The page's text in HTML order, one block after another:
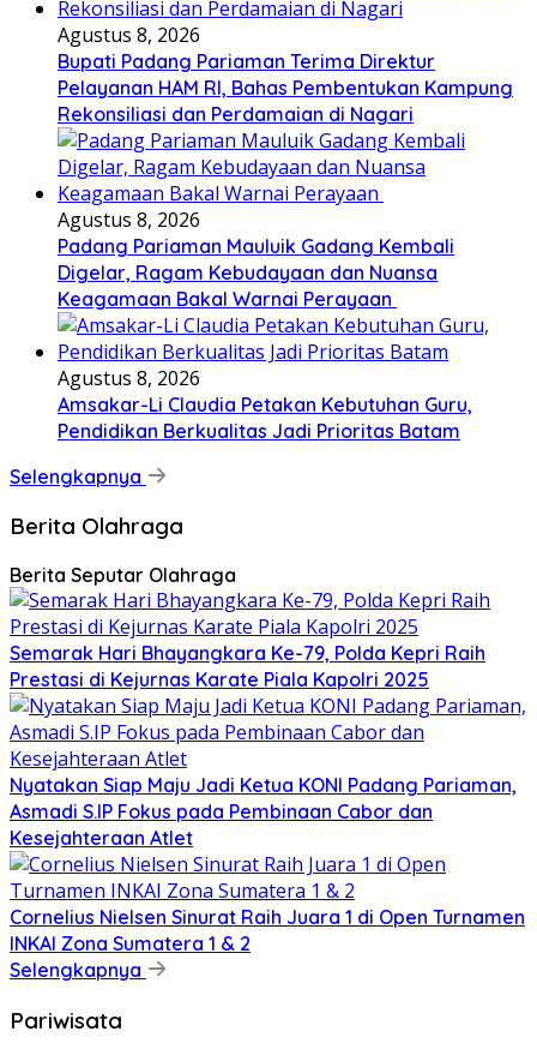
Agustus 8, 2026
Bupati Padang Pariaman Terima Direktur
Pelayanan HAM RI, Bahas Pembentukan Kampung
Rekonsiliasi dan Perdamaian di Nagari
Agustus 8, 2026
Padang Pariaman Mauluik Gadang Kembali
Digelar, Ragam Kebudayaan dan Nuansa
Keagamaan Bakal Warnai Perayaan ‎
Agustus 8, 2026
Amsakar-Li Claudia Petakan Kebutuhan Guru,
Pendidikan Berkualitas Jadi Prioritas Batam
Selengkapnya
Berita Olahraga
Berita Seputar Olahraga
Semarak Hari Bhayangkara Ke-79, Polda Kepri Raih
Prestasi di Kejurnas Karate Piala Kapolri 2025
Nyatakan Siap Maju Jadi Ketua KONI Padang Pariaman,
Asmadi S.IP Fokus pada Pembinaan Cabor dan
Kesejahteraan Atlet
Cornelius Nielsen Sinurat Raih Juara 1 di Open Turnamen
INKAI Zona Sumatera 1 & 2
Selengkapnya
Pariwisata